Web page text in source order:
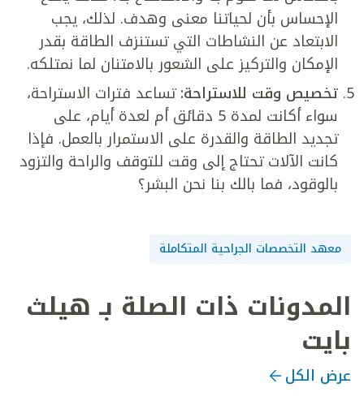
الإحساس بأن لحياتنا معنى وهدف. لذلك، يجب
الابتعاد عن النشاطات التي تستنزف الطاقة بقدر
الإمكان والتركيز على الشعور بالامتنان لما نمتلكه.
تخصيص وقت للاستراحة:تساعد فترات الاستراحة،
سواء أكانت لمدة 5 دقائق أم لعدة أيام، على
تجديد الطاقة والقدرة على الاستمرار بالعمل. فإذا
كانت الآلات تحتاج إلى وقت للتوقف والراحة والتزود
بالوقود، فما بالك بنا نحن البشر؟
معهد التخصصات الجراحية المتكاملة
المدونات ذات الصلة بـ هيلث
بايت
عرض الكل